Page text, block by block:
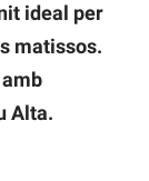
ideal per
matissos.
Alta.